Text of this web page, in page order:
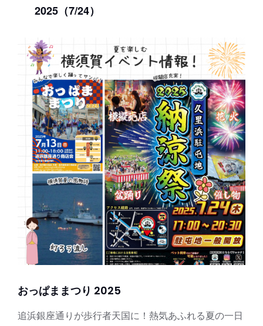
2025（7/24）
おっぱままつり 2025
追浜銀座通りが歩行者天国に！熱気あふれる夏の一日